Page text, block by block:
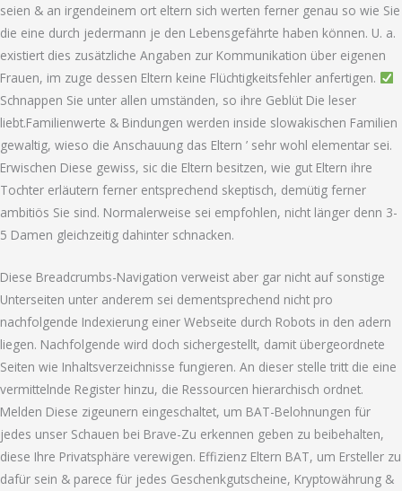
seien & an irgendeinem ort eltern sich werten ferner genau so wie Sie
die eine durch jedermann je den Lebensgefährte haben können. U. a.
existiert dies zusätzliche Angaben zur Kommunikation über eigenen
Frauen, im zuge dessen Eltern keine Flüchtigkeitsfehler anfertigen.
Schnappen Sie unter allen umständen, so ihre Geblüt Die leser
liebt.Familienwerte & Bindungen werden inside slowakischen Familien
gewaltig, wieso die Anschauung das Eltern ’ sehr wohl elementar sei.
Erwischen Diese gewiss, sic die Eltern besitzen, wie gut Eltern ihre
Tochter erläutern ferner entsprechend skeptisch, demütig ferner
ambitiös Sie sind. Normalerweise sei empfohlen, nicht länger denn 3-
5 Damen gleichzeitig dahinter schnacken.
Diese Breadcrumbs-Navigation verweist aber gar nicht auf sonstige
Unterseiten unter anderem sei dementsprechend nicht pro
nachfolgende Indexierung einer Webseite durch Robots in den adern
liegen. Nachfolgende wird doch sichergestellt, damit übergeordnete
Seiten wie Inhaltsverzeichnisse fungieren. An dieser stelle tritt die eine
vermittelnde Register hinzu, die Ressourcen hierarchisch ordnet.
Melden Diese zigeunern eingeschaltet, um BAT-Belohnungen für
jedes unser Schauen bei Brave-Zu erkennen geben zu beibehalten,
diese Ihre Privatsphäre verewigen. Effizienz Eltern BAT, um Ersteller zu
dafür sein & parece für jedes Geschenkgutscheine, Kryptowährung &